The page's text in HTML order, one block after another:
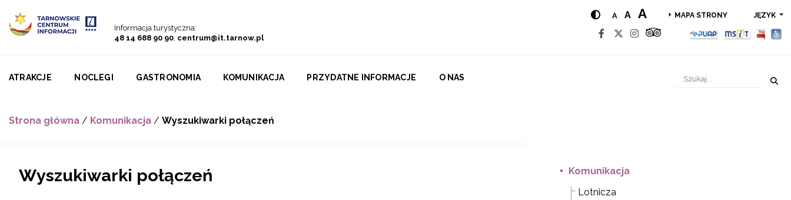
Informacja turystyczna:
48 14 688 90 90, centrum@it.tarnow.pl
A A A MAPA STRONY JĘZYK
ATRAKCJE NOCLEGI GASTRONOMIA KOMUNIKACJA PRZYDATNE INFORMACJE O NAS
Strona główna / Komunikacja / Wyszukiwarki połączeń
Wyszukiwarki połączeń
Komunikacja
Lotnicza